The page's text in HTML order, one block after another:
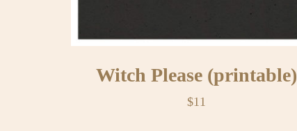
Witch Please (printable)
$11